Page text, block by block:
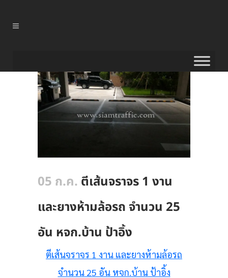
05 ก.ค. ตีเส้นจราจร 1 งาน
และยางห้ามล้อรถ จำนวน 25
อัน หจก.บ้าน ป้าอิ้ง
ตีเส้นจราจร 1 งาน และยางห้ามล้อรถ
จำนวน 25 อัน หจก.บ้าน ป้าอิ้ง